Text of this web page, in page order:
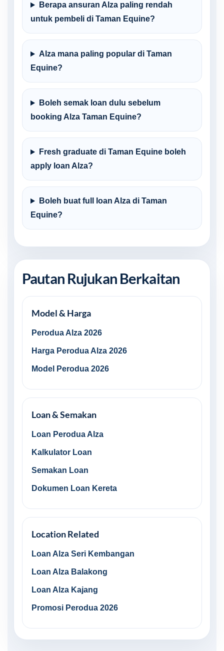
Berapa ansuran Alza paling rendah
untuk pembeli di Taman Equine?
Alza mana paling popular di Taman
Equine?
Boleh semak loan dulu sebelum
booking Alza Taman Equine?
Fresh graduate di Taman Equine boleh
apply loan Alza?
Boleh buat full loan Alza di Taman
Equine?
Pautan Rujukan Berkaitan
Model & Harga
Perodua Alza 2026
Harga Perodua Alza 2026
Model Perodua 2026
Loan & Semakan
Loan Perodua Alza
Kalkulator Loan
Semakan Loan
Dokumen Loan Kereta
Location Related
Loan Alza Seri Kembangan
Loan Alza Balakong
Loan Alza Kajang
Promosi Perodua 2026